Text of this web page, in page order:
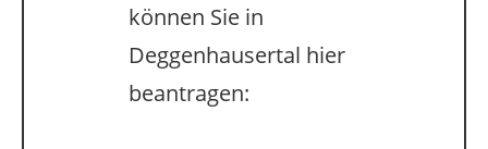
können Sie in
Deggenhausertal hier
beantragen: